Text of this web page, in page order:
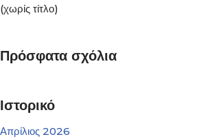
(χωρίς τίτλο)
Πρόσφατα σχόλια
Ιστορικό
Απρίλιος 2026